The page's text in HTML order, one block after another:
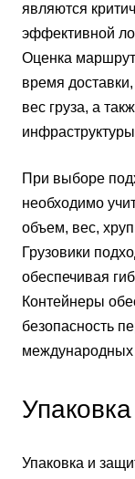
являются
эффективной
Оценка
время
вес груза, а
При выборе
необходимо
объем, вес,
Грузовики
обеспечивая
Контейнеры
безопасность
международных
Упаковка и